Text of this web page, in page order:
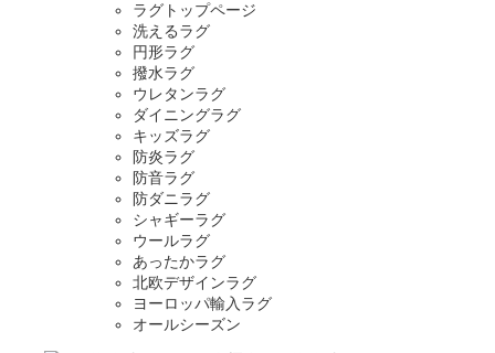
ラグトップページ
洗えるラグ
円形ラグ
撥水ラグ
ウレタンラグ
ダイニングラグ
キッズラグ
防炎ラグ
防音ラグ
防ダニラグ
シャギーラグ
ウールラグ
あったかラグ
北欧デザインラグ
ヨーロッパ輸入ラグ
オールシーズン